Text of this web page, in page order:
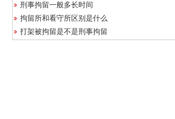
刑事拘留一般多长时间
拘留所和看守所区别是什么
打架被拘留是不是刑事拘留